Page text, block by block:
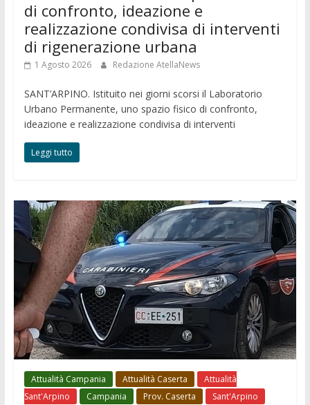
di confronto, ideazione e
realizzazione condivisa di interventi
di rigenerazione urbana
1 Agosto 2026 Redazione AtellaNews
SANT’ARPINO. Istituito nei giorni scorsi il Laboratorio
Urbano Permanente, uno spazio fisico di confronto,
ideazione e realizzazione condivisa di interventi
Leggi tutto
Attualità Campania Attualità Caserta
Attualità
Sant'Arpino
Campania Prov. Caserta Sant'Arpino